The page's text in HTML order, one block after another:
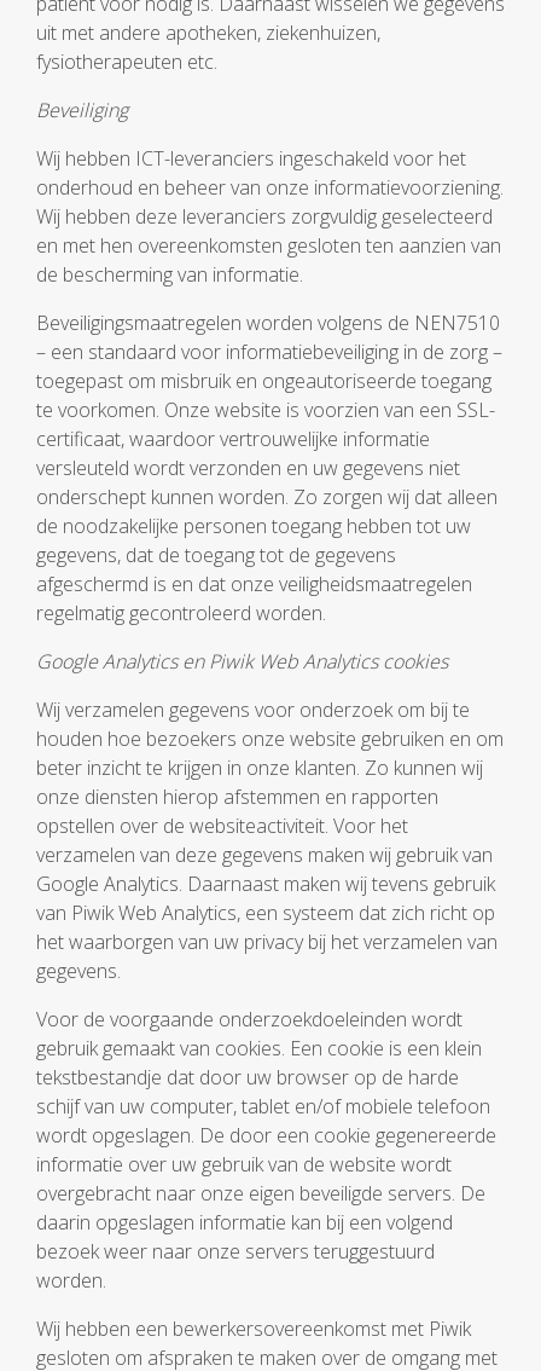
uit met andere apotheken, ziekenhuizen,
fysiotherapeuten etc.
Beveiliging
Wij hebben ICT-leveranciers ingeschakeld voor het
onderhoud en beheer van onze informatievoorziening.
Wij hebben deze leveranciers zorgvuldig geselecteerd
en met hen overeenkomsten gesloten ten aanzien van
de bescherming van informatie.
Beveiligingsmaatregelen worden volgens de NEN7510
– een standaard voor informatiebeveiliging in de zorg –
toegepast om misbruik en ongeautoriseerde toegang
te voorkomen. Onze website is voorzien van een SSL-
certificaat, waardoor vertrouwelijke informatie
versleuteld wordt verzonden en uw gegevens niet
onderschept kunnen worden. Zo zorgen wij dat alleen
de noodzakelijke personen toegang hebben tot uw
gegevens, dat de toegang tot de gegevens
afgeschermd is en dat onze veiligheidsmaatregelen
regelmatig gecontroleerd worden.
Google Analytics en Piwik Web Analytics cookies
Wij verzamelen gegevens voor onderzoek om bij te
houden hoe bezoekers onze website gebruiken en om
beter inzicht te krijgen in onze klanten. Zo kunnen wij
onze diensten hierop afstemmen en rapporten
opstellen over de websiteactiviteit. Voor het
verzamelen van deze gegevens maken wij gebruik van
Google Analytics. Daarnaast maken wij tevens gebruik
van Piwik Web Analytics, een systeem dat zich richt op
het waarborgen van uw privacy bij het verzamelen van
gegevens.
Voor de voorgaande onderzoekdoeleinden wordt
gebruik gemaakt van cookies. Een cookie is een klein
tekstbestandje dat door uw browser op de harde
schijf van uw computer, tablet en/of mobiele telefoon
wordt opgeslagen. De door een cookie gegenereerde
informatie over uw gebruik van de website wordt
overgebracht naar onze eigen beveiligde servers. De
daarin opgeslagen informatie kan bij een volgend
bezoek weer naar onze servers teruggestuurd
worden.
Wij hebben een bewerkersovereenkomst met Piwik
gesloten om afspraken te maken over de omgang met